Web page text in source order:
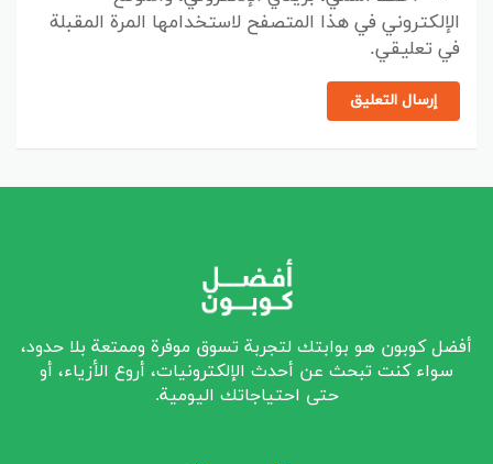
الإلكتروني في هذا المتصفح لاستخدامها المرة المقبلة
في تعليقي.
إرسال التعليق
أفضل كوبون هو بوابتك لتجربة تسوق موفرة وممتعة بلا حدود،
سواء كنت تبحث عن أحدث الإلكترونيات، أروع الأزياء، أو
حتى احتياجاتك اليومية.